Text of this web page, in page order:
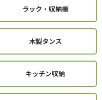
ラック・収納棚
木製タンス
キッチン収納